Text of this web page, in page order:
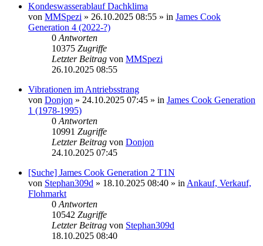
Kondeswasserablauf Dachklima
von MMSpezi » 26.10.2025 08:55 » in James Cook
Generation 4 (2022-?)
0 Antworten
10375 Zugriffe
Letzter Beitrag von MMSpezi
26.10.2025 08:55
Vibrationen im Antriebsstrang
von Donjon » 24.10.2025 07:45 » in James Cook Generation
1 (1978-1995)
0 Antworten
10991 Zugriffe
Letzter Beitrag von Donjon
24.10.2025 07:45
[Suche] James Cook Generation 2 T1N
von Stephan309d » 18.10.2025 08:40 » in Ankauf, Verkauf,
Flohmarkt
0 Antworten
10542 Zugriffe
Letzter Beitrag von Stephan309d
18.10.2025 08:40